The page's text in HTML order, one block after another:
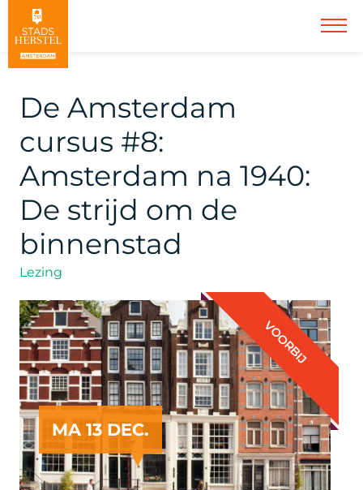
De Amsterdam
cursus #8:
Amsterdam na 1940:
De strijd om de
binnenstad
Lezing
MA 13 DEC.
VOORBIJ